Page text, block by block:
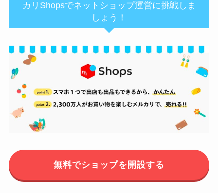
カリShopsでネットショップ運営に挑戦しま
しょう！
無料でショップを開設する